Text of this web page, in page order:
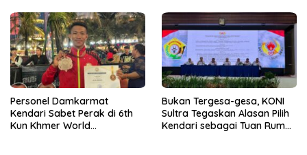
Personel Damkarmat
Kendari Sabet Perak di 6th
Kun Khmer World
Bukan Tergesa-gesa, KONI
Sultra Tegaskan Alasan Pilih
Kendari sebagai Tuan Rumah